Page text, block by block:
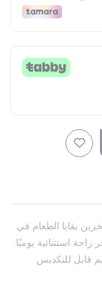
بقايا الطعام في
راحة استثنائية يوميًا.
قابل للتكديس